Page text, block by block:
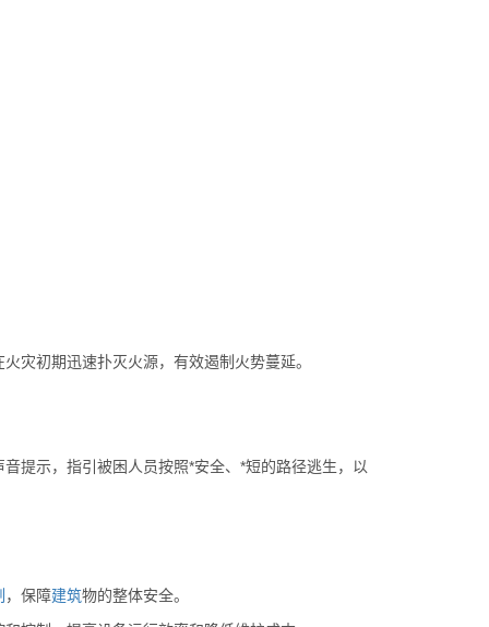
灾初期迅速扑灭火源，有效遏制火势蔓延。
提示，指引被困人员按照*安全、*短的路径逃生，以
，保障建筑物的整体安全。